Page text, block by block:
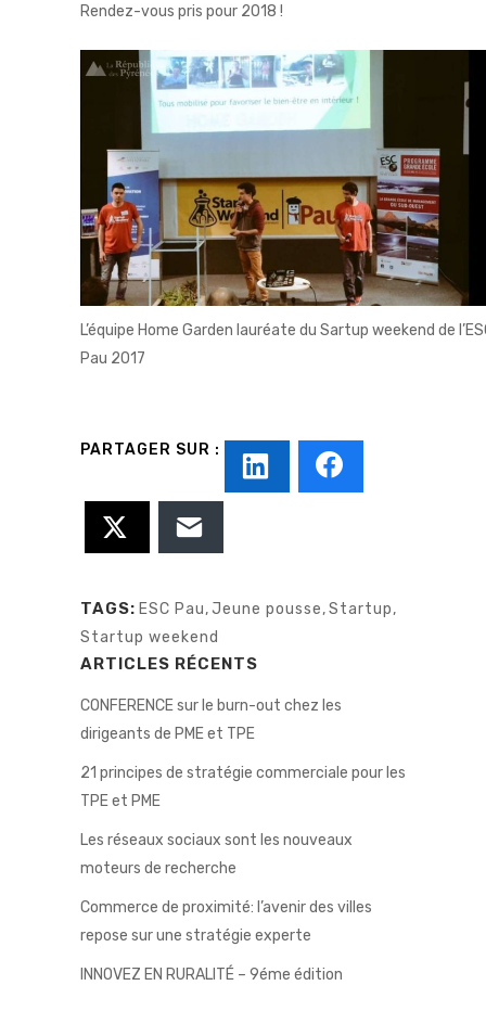
Rendez-vous pris pour 2018 !
L’équipe Home Garden lauréate du Sartup weekend de
Pau 2017
TAGS: ESC Pau,Jeune pousse,Startup,
Startup weekend
ARTICLES RÉCENTS
CONFERENCE sur le burn-out chez les
dirigeants de PME et TPE
21 principes de stratégie commerciale pour les
TPE et PME
Les réseaux sociaux sont les nouveaux
moteurs de recherche
Commerce de proximité: l’avenir des villes
repose sur une stratégie experte
INNOVEZ EN RURALITÉ – 9éme édition